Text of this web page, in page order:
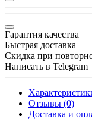
Гарантия качества
Быстрая доставка
Скидка при
Написать в Telegram
Отзывы (0)
Доставка и